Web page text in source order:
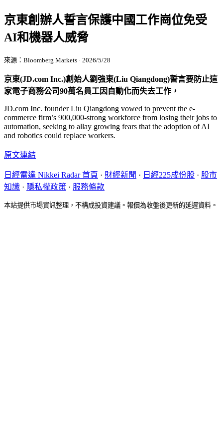
京東創辦人誓言保護中國工作崗位免受
AI和機器人威脅
來源：Bloomberg Markets · 2026/5/28
京東(JD.com Inc.)創始人劉強東(Liu Qiangdong)誓言要防止這
家電子商務公司90萬名員工因自動化而失去工作，
JD.com Inc. founder Liu Qiangdong vowed to prevent the e-
commerce firm’s 900,000-strong workforce from losing their jobs to
automation, seeking to allay growing fears that the adoption of AI
and robotics could replace workers.
原文連結
日經雷達 Nikkei Radar 首頁 · 財經新聞 · 日經225成份股 · 股市
知識 · 隱私權政策 · 服務條款
本站提供市場資訊整理，不構成投資建議。報價為收盤後更新的延遲資料。